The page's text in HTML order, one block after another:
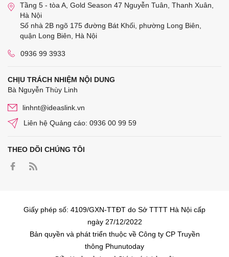
Tầng 5 - tòa A, Gold Season 47 Nguyễn Tuân, Thanh Xuân,
Hà Nội
Số nhà 2B ngõ 175 đường Bát Khối, phường Long Biên,
quận Long Biên, Hà Nội
0936 99 3933
CHỊU TRÁCH NHIỆM NỘI DUNG
Bà Nguyễn Thùy Linh
linhnt@ideaslink.vn
Liên hệ Quảng cáo: 0936 00 99 59
THEO DÕI CHÚNG TÔI
Giấy phép số: 4109/GXN-TTĐT do Sở TTTT Hà Nội cấp
ngày 27/12/2022
Bản quyền và phát triển thuộc về Công ty CP Truyền
thông Phunutoday